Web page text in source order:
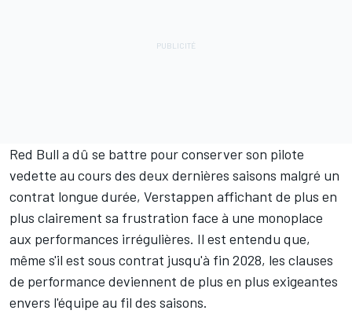
Red Bull a dû se battre pour conserver son pilote
vedette au cours des deux dernières saisons malgré un
contrat longue durée, Verstappen affichant de plus en
plus clairement sa frustration face à une monoplace
aux performances irrégulières. Il est entendu que,
même s'il est sous contrat jusqu'à fin 2028, les clauses
de performance deviennent de plus en plus exigeantes
envers l'équipe au fil des saisons.